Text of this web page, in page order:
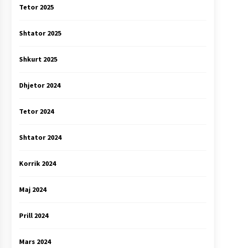
Tetor 2025
Shtator 2025
Shkurt 2025
Dhjetor 2024
Tetor 2024
Shtator 2024
Korrik 2024
Maj 2024
Prill 2024
Mars 2024